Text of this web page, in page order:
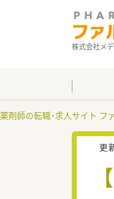
株式会社メ
薬剤師の転職・求人サイト フ
更